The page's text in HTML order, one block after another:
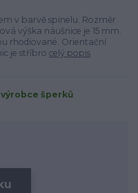
v barvě spinelu. Rozměr
výška náušnice je 15 mm.
rhodiované. Orientační
je stříbro celý popis
šperků